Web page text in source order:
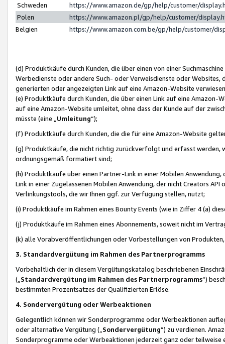
Schweden
https://www.amazon.de/gp/help/customer/
Polen
https://www.amazon.pl/gp/help/customer/
Belgien
https://www.amazon.com.be/gp/help/customer/
(d) Produktkäufe durch Kunden, die über einen von einer
Werbedienste oder andere Such- oder Verweisdienste oder Websites,
generierten oder angezeigten Link auf eine Amazon-Website
(e) Produktkäufe durch Kunden, die über einen Link auf eine
auf eine Amazon-Website umleitet, ohne dass der Kunde auf der
müsste (eine „ Umleitung“);
(f) Produktkäufe durch Kunden, die die für eine Amazon-Website
(g) Produktkäufe, die nicht richtig zurückverfolgt und erfasst werden,
ordnungsgemäß formatiert sind;
(h) Produktkäufe über einen Partner-Link in einer Mobilen
Link in einer Zugelassenen Mobilen Anwendung, der nicht Creators
Verlinkungstools, die wir Ihnen ggf. zur Verfügung stellen, nutzt;
(i) Produktkäufe im Rahmen eines Bounty Events (wie in Ziffer 4 (a)
(j) Produktkäufe im Rahmen eines Abonnements, soweit nicht im
(k) alle Vorabveröffentlichungen oder Vorbestellungen von
3. Standardvergütung im Rahmen des Partnerprogramms
Vorbehaltlich der in diesem Vergütungskatalog beschriebenen
(„ Standardvergütung im Rahmen des Partnerprogramms“)
bestimmten Prozentsatzes der Qualifizierten Erlöse.
4. Sondervergütung oder Werbeaktionen
Gelegentlich können wir Sonderprogramme oder Werbeaktionen
oder alternative Vergütung („ Sondervergütung”) zu verdienen.
Sonderprogramme oder Werbeaktionen jederzeit ganz oder